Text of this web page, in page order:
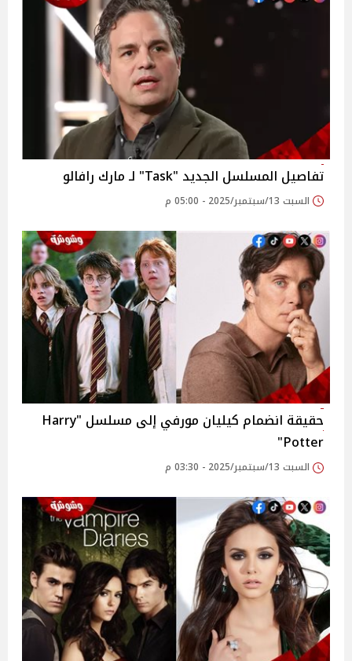
تفاصيل المسلسل الجديد "Task" لـ مارك رافالو
السبت 13/سبتمبر/2025 - 05:00 م
حقيقة انضمام كيليان مورفي إلى مسلسل "Harry
Potter"
السبت 13/سبتمبر/2025 - 03:30 م